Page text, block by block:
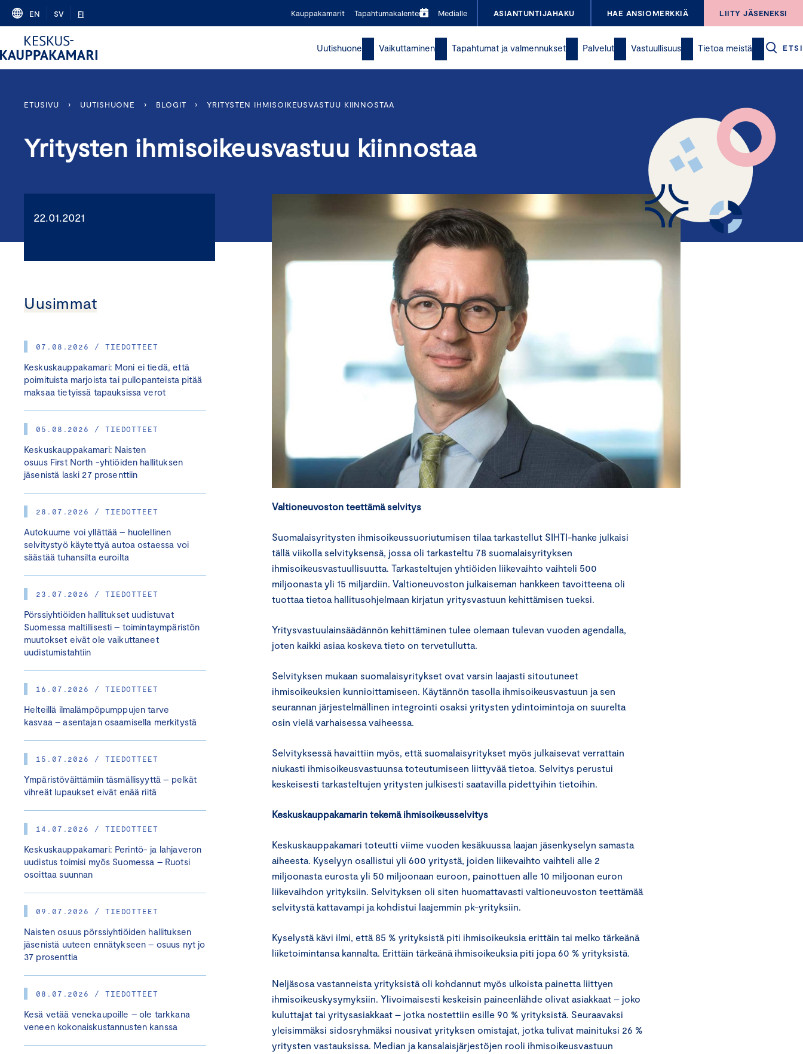
Skip
content
EN SV FI Kauppakamarit Tapahtumakalenteri Medialle ASIANTUNTIJAHAKU HAE ANSIOMERKKIÄ LIITY JÄSENEKSI
Uutishuone Vaikuttaminen Tapahtumat ja valmennukset Palvelut Vastuullisuus Tietoa meistä ETSI
ETUSIVU › UUTISHUONE › BLOGIT › YRITYSTEN IHMISOIKEUSVASTUU KIINNOSTAA
Yritysten ihmisoikeusvastuu kiinnostaa
22.01.2021
Uusimmat
07.08.2026 / TIEDOTTEET
Keskuskauppakamari: Moni ei tiedä, että
poimituista marjoista tai pullopanteista pitää
maksaa tietyissä tapauksissa verot
05.08.2026 / TIEDOTTEET
Keskuskauppakamari: Naisten
osuus First North -yhtiöiden hallituksen
jäsenistä laski 27 prosenttiin
28.07.2026 / TIEDOTTEET
Autokuume voi yllättää – huolellinen
selvitystyö käytettyä autoa ostaessa voi
säästää tuhansilta euroilta
23.07.2026 / TIEDOTTEET
Pörssiyhtiöiden hallitukset uudistuvat
Suomessa maltillisesti – toimintaympäristön
muutokset eivät ole vaikuttaneet
uudistumistahtiin
16.07.2026 / TIEDOTTEET
Helteillä ilmalämpöpumppujen tarve
kasvaa – asentajan osaamisella merkitystä
15.07.2026 / TIEDOTTEET
Ympäristöväittämiin täsmällisyyttä – pelkät
vihreät lupaukset eivät enää riitä
14.07.2026 / TIEDOTTEET
Keskuskauppakamari: Perintö- ja lahjaveron
uudistus toimisi myös Suomessa – Ruotsi
osoittaa suunnan
09.07.2026 / TIEDOTTEET
Naisten osuus pörssiyhtiöiden hallituksen
jäsenistä uuteen ennätykseen – osuus nyt jo
37 prosenttia
08.07.2026 / TIEDOTTEET
Kesä vetää venekaupoille – ole tarkkana
veneen kokonaiskustannusten kanssa
Valtioneuvoston teettämä selvitys
Suomalaisyritysten ihmisoikeussuoriutumisen tilaa tarkastellut SIHTI-hanke julkaisi
tällä viikolla selvityksensä, jossa oli tarkasteltu 78 suomalaisyrityksen
ihmisoikeusvastuullisuutta. Tarkasteltujen yhtiöiden liikevaihto vaihteli 500
miljoonasta yli 15 miljardiin. Valtioneuvoston julkaiseman hankkeen tavoitteena oli
tuottaa tietoa hallitusohjelmaan kirjatun yritysvastuun kehittämisen tueksi.
Yritysvastuulainsäädännön kehittäminen tulee olemaan tulevan vuoden agendalla,
joten kaikki asiaa koskeva tieto on tervetullutta.
Selvityksen mukaan suomalaisyritykset ovat varsin laajasti sitoutuneet
ihmisoikeuksien kunnioittamiseen. Käytännön tasolla ihmisoikeusvastuun ja sen
seurannan järjestelmällinen integrointi osaksi yritysten ydintoimintoja on suurelta
osin vielä varhaisessa vaiheessa.
Selvityksessä havaittiin myös, että suomalaisyritykset myös julkaisevat verrattain
niukasti ihmisoikeusvastuunsa toteutumiseen liittyvää tietoa. Selvitys perustui
keskeisesti tarkasteltujen yritysten julkisesti saatavilla pidettyihin tietoihin.
Keskuskauppakamarin tekemä ihmisoikeusselvitys
Keskuskauppakamari toteutti viime vuoden kesäkuussa laajan jäsenkyselyn samasta
aiheesta. Kyselyyn osallistui yli 600 yritystä, joiden liikevaihto vaihteli alle 2
miljoonasta eurosta yli 50 miljoonaan euroon, painottuen alle 10 miljoonan euron
liikevaihdon yrityksiin. Selvityksen oli siten huomattavasti valtioneuvoston teettämää
selvitystä kattavampi ja kohdistui laajemmin pk-yrityksiin.
Kyselystä kävi ilmi, että 85 % yrityksistä piti ihmisoikeuksia erittäin tai melko tärkeänä
liiketoimintansa kannalta. Erittäin tärkeänä ihmisoikeuksia piti jopa 60 % yrityksistä.
Neljäsosa vastanneista yrityksistä oli kohdannut myös ulkoista painetta liittyen
ihmisoikeuskysymyksiin. Ylivoimaisesti keskeisin paineenlähde olivat asiakkaat – joko
kuluttajat tai yritysasiakkaat – jotka nostettiin esille 90 % yrityksistä. Seuraavaksi
yleisimmäksi sidosryhmäksi nousivat yrityksen omistajat, jotka tulivat mainituksi 26 %
yritysten vastauksissa. Median ja kansalaisjärjestöjen rooli ihmisoikeusvastuun